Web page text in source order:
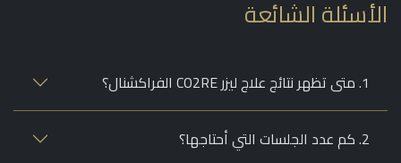
الشائعة